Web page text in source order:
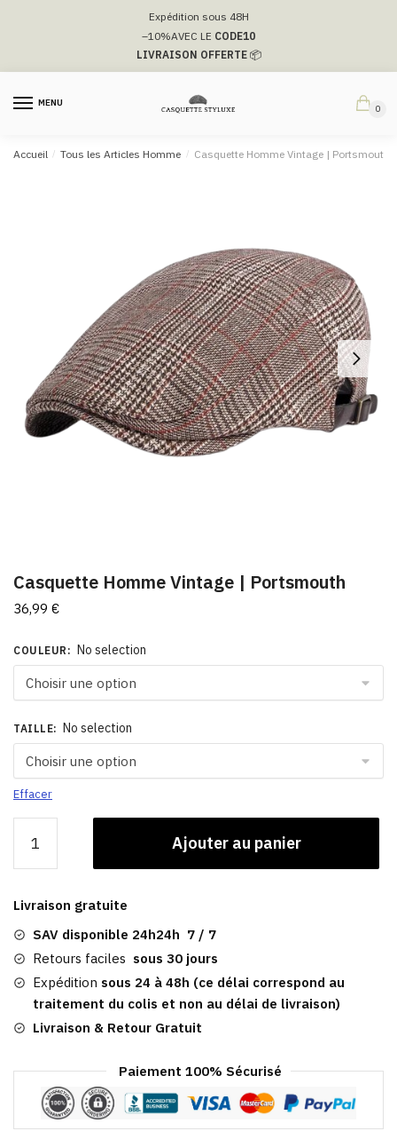
navigation
Expédition sous 48H
–10%AVEC LE CODE10
LIVRAISON OFFERTE📦
MENU
0
Accueil / Tous les Articles Homme / Casquette Homme Vintage | Portsmouth
Casquette Homme Vintage | Portsmouth
36,99 €
COULEUR : No selection
TAILLE: No selection
Effacer
Casquette
Vintage
|
Portsmouth
Ajouter au panier
Livraison gratuite
SAV disponible 24h24h 7 / 7
Retours faciles sous 30 jours
Expédition sous 24 à 48h (ce délai correspond au
traitement du colis et non au délai de livraison)
Livraison & Retour Gratuit
Paiement 100% Sécurisé